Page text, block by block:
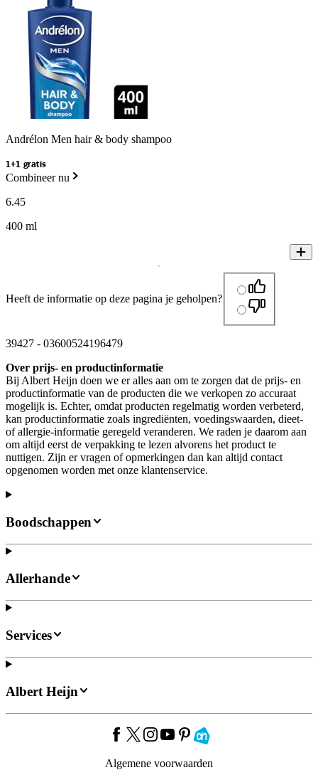
Andrélon Men hair & body shampoo
1+1 gratis
Combineer nu
6.45
400 ml
Heeft de informatie op deze pagina je geholpen?
39427 - 03600524196479
Over prijs- en productinformatie
Bij Albert Heijn doen we er alles aan om te zorgen dat de prijs- en
productinformatie van de producten die we verkopen zo accuraat
mogelijk is. Echter, omdat producten regelmatig worden verbeterd,
kan productinformatie zoals ingrediënten, voedingswaarden, dieet-
of allergie-informatie geregeld veranderen. We raden je daarom aan
om altijd eerst de verpakking te lezen alvorens het product te
nuttigen. Zijn er vragen of opmerkingen dan kan altijd contact
opgenomen worden met onze klantenservice.
Boodschappen
Allerhande
Services
Albert Heijn
Algemene voorwaarden